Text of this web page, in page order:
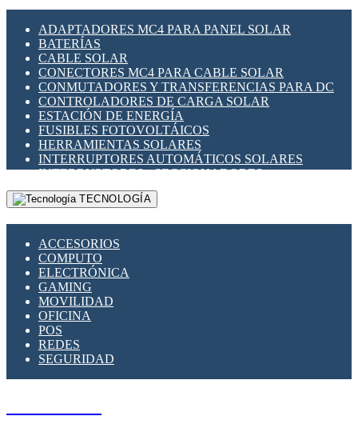
ADAPTADORES MC4 PARA PANEL SOLAR
BATERÍAS
CABLE SOLAR
CONECTORES MC4 PARA CABLE SOLAR
CONMUTADORES Y TRANSFERENCIAS PARA DC
CONTROLADORES DE CARGA SOLAR
ESTACIÓN DE ENERGÍA
FUSIBLES FOTOVOLTÁICOS
HERRAMIENTAS SOLARES
INTERRUPTORES AUTOMÁTICOS SOLARES
INTERRUPTORES - SECCIONADORES
FOTOVOLTÁICOS
MONTAJE PANEL SOLAR
SUPRESOR DE TRANSIENTES SPDS PARA
APLICACIONES FOTOVOLTAICAS
TECNOLOGÍA
ACCESORIOS
COMPUTO
ELECTRÓNICA
GAMING
MOVILIDAD
OFICINA
POS
REDES
SEGURIDAD